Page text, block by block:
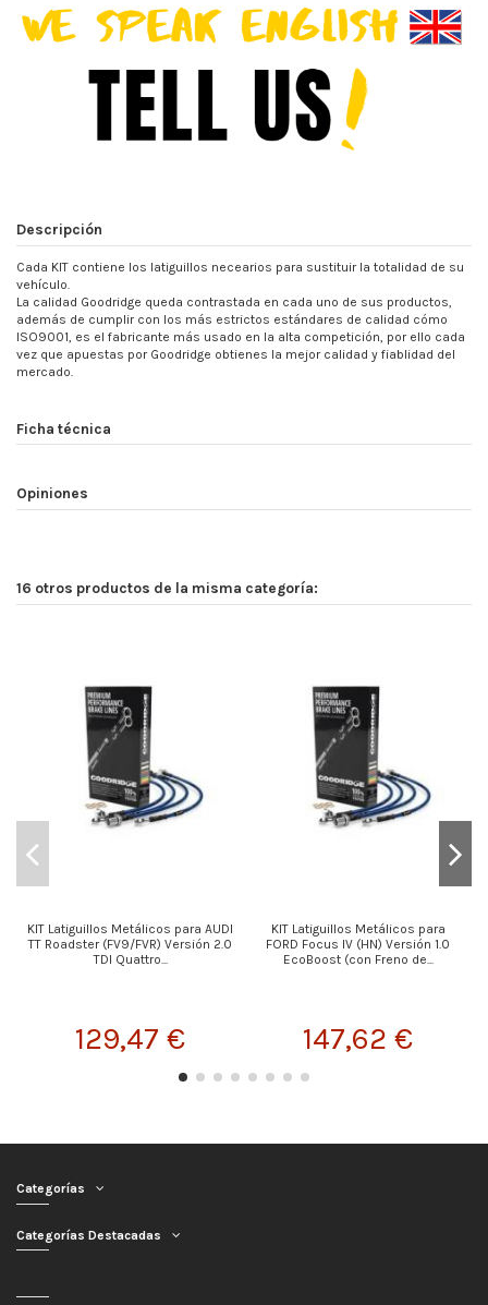
Descripción
Cada KIT contiene los latiguillos necearios para sustituir la totalidad de su
vehículo.
La calidad Goodridge queda contrastada en cada uno de sus productos,
además de cumplir con los más estrictos estándares de calidad cómo
ISO9001, es el fabricante más usado en la alta competición, por ello cada
vez que apuestas por Goodridge obtienes la mejor calidad y fiablidad del
mercado.
Ficha técnica
Opiniones
16 otros productos de la misma categoría:
KIT Latiguillos Metálicos para AUDI
TT Roadster (FV9/FVR) Versión 2.0
TDI Quattro...
129,47 €
KIT Latiguillos Metálicos para
FORD Focus IV (HN) Versión 1.0
EcoBoost (con Freno de...
147,62 €
Categorías
Categorías Destacadas